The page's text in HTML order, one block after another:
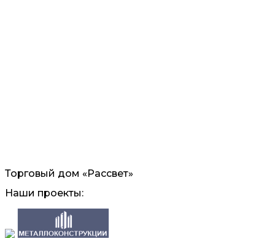
Торговый дом «Рассвет»
Наши проекты: